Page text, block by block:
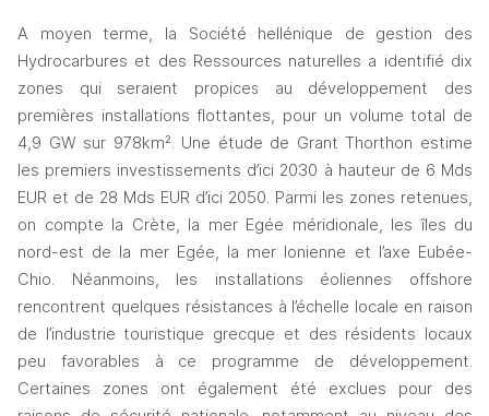
A moyen terme, la Société hellénique de gestion des
Hydrocarbures et des Ressources naturelles a identifié dix
zones qui seraient propices
au développement des
premières installations flottantes, pour un volume total de
4,9 GW sur 978km². Une étude de Grant Thorthon estime
les premiers investissements d’ici 2030 à hauteur de 6 Mds
EUR et de 28 Mds EUR d’ici 2050. Parmi les zones retenues,
on compte la Crète, la mer Egée méridionale, les îles du
nord-est de la mer Egée, la mer Ionienne et l’axe Eubée-
Chio. Néanmoins, les installations éoliennes offshore
rencontrent quelques résistances à l’échelle locale en raison
de l’industrie touristique grecque et des résidents locaux
peu favorables à ce programme de développement.
Certaines zones ont également été exclues pour des